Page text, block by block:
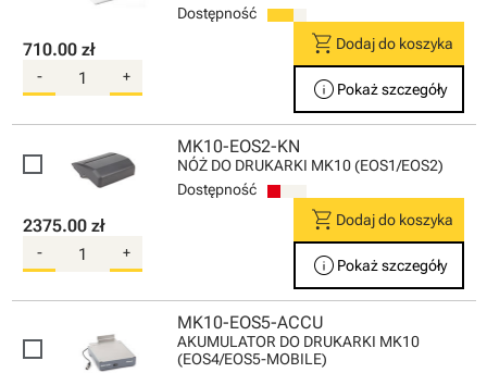
Dostępność
710.00 zł
- +
shopping_cart Dodaj do koszyka
info Pokaż szczegóły
MK10-EOS2-KN
NÓŻ DO DRUKARKI MK10 (EOS1/EOS2)
Dostępność
2375.00 zł
- +
shopping_cart Dodaj do koszyka
info Pokaż szczegóły
MK10-EOS5-ACCU
AKUMULATOR DO DRUKARKI MK10
(EOS4/EOS5-MOBILE)